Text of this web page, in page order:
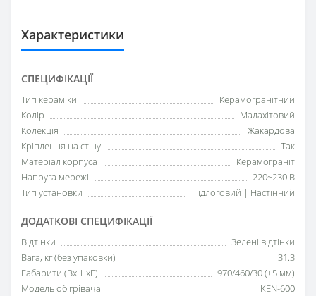
Характеристики
СПЕЦИФІКАЦІЇ
Тип кераміки
Керамогранітний
Колір
Малахітовий
Колекція
Жакардова
Кріплення на стіну
Так
Матеріал корпуса
Керамограніт
Напруга мережі
220~230 В
Тип установки
Підлоговий | Настінний
ДОДАТКОВІ СПЕЦИФІКАЦІЇ
Відтінки
Зелені відтінки
Вага, кг (без упаковки)
31.3
Габарити (ВхШхГ)
970/460/30 (±5 мм)
Модель обігрівача
KEN-600